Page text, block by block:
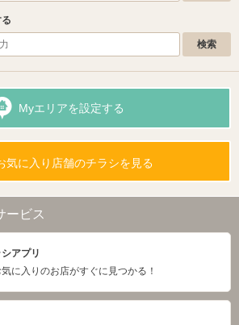
Myエリアを設定する
気に入り店舗のチラシを見る
ービス
アプリ
に入りのお店がすぐに見つかる！